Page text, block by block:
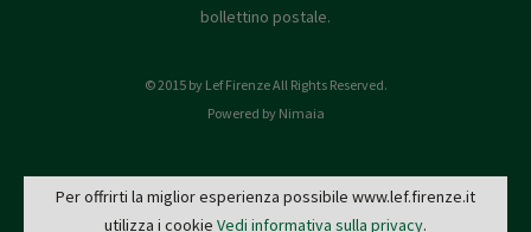
bollettino postale.
© 2015 by Lef Firenze All Rights Reserved.
Powered by Nimaia
L.E.F. - Via de' Pucci, 4 - 50122 Firenze
Per offrirti la miglior esperienza possibile www.lef.firenze.it
utilizza i cookie Vedi informativa sulla privacy.